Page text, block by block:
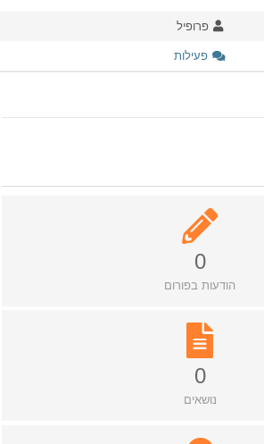
פרופיל
פעילות
0
הודעות בפורום
0
נושאים